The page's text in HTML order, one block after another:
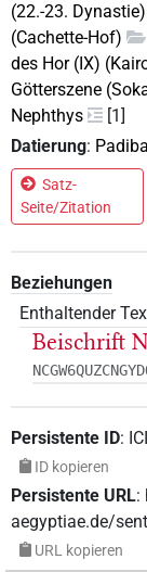
(22.-23. Dynastie)
(Cachette-Hof)
des Hor (IX)
Götterszene
Nephthys
[1]
Datierung:
Satz-
Seite/Zitation
Beziehungen
Enthaltender
Beischrift
Persistente ID:
ID kopieren
Persistente URL:
aegyptiae.de/
URL kopieren